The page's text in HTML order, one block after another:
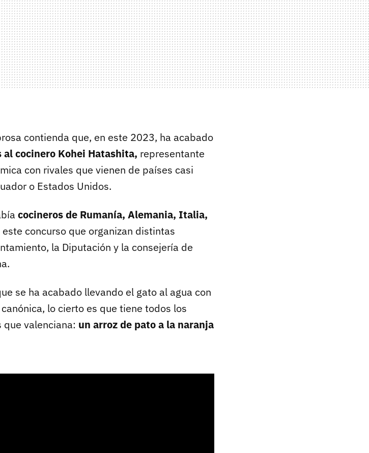
contienda que, en este 2023, ha acabado
al cocinero Kohei Hatashita, representante
con rivales que vienen de países casi
o Estados Unidos.
cocineros de Rumanía, Alemania, Italia,
concurso que organizan distintas
la Diputación y la consejería de
se ha acabado llevando el gato al agua con
lo cierto es que tiene todos los
que valenciana: un arroz de pato a la naranja